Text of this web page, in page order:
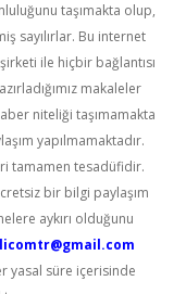
taşımakta olup,
sayılırlar. Bu internet
ile hiçbir bağlantısı
makaleler
niteliği taşımamakta
yapılmamaktadır.
tamamen tesadüfidir.
bir bilgi paylaşım
aykırı olduğunu
yasal süre içerisinde